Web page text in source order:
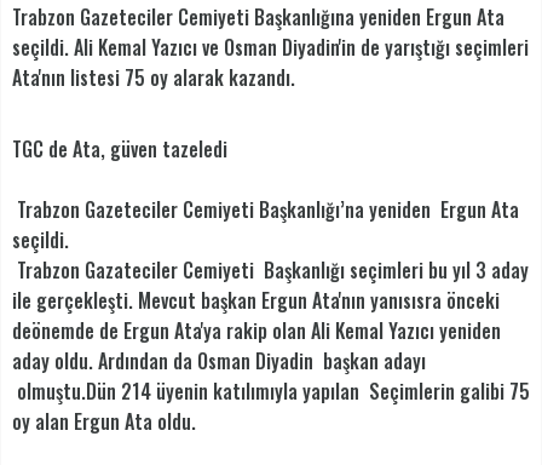
Trabzon Gazeteciler Cemiyeti Başkanlığına yeniden Ergun Ata
seçildi. Ali Kemal Yazıcı ve Osman Diyadin'in de yarıştığı seçimleri
Ata'nın listesi 75 oy alarak kazandı.
TGC de Ata, güven tazeledi
Trabzon Gazeteciler Cemiyeti Başkanlığı’na yeniden Ergun Ata
seçildi.
Trabzon Gazateciler Cemiyeti Başkanlığı seçimleri bu yıl 3 aday
ile gerçekleşti. Mevcut başkan Ergun Ata'nın yanısısra önceki
deönemde de Ergun Ata'ya rakip olan Ali Kemal Yazıcı yeniden
aday oldu. Ardından da Osman Diyadin başkan adayı
olmuştu.Dün 214 üyenin katılımıyla yapılan Seçimlerin galibi 75
oy alan Ergun Ata oldu.